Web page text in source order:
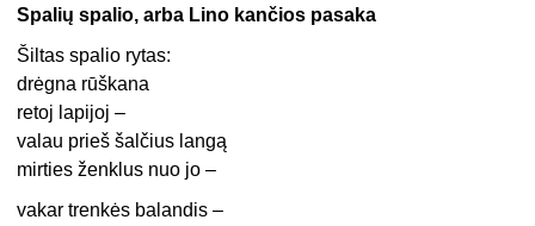
Spalių spalio, arba Lino kančios pasaka
Šiltas spalio rytas:
drėgna rūškana
retoj lapijoj –
valau prieš šalčius langą
mirties ženklus nuo jo –
vakar trenkės balandis –